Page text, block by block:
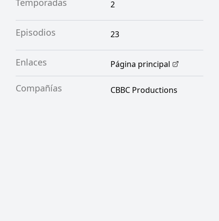
Temporadas 2
Episodios 23
Enlaces Página principal
Compañías CBBC Productions